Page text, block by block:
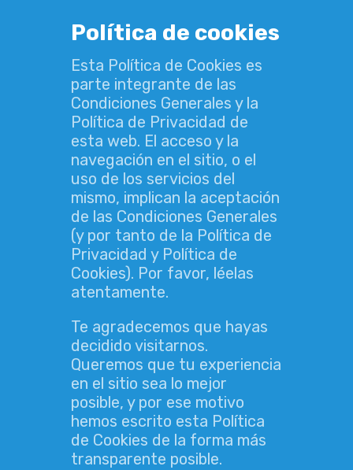
Política de cookies
Esta Política de Cookies es
parte integrante de las
Condiciones Generales y la
Política de Privacidad de
esta web. El acceso y la
navegación en el sitio, o el
uso de los servicios del
mismo, implican la aceptación
de las Condiciones Generales
(y por tanto de la Política de
Privacidad y Política de
Cookies). Por favor, léelas
atentamente.
Te agradecemos que hayas
decidido visitarnos.
Queremos que tu experiencia
en el sitio sea lo mejor
posible, y por ese motivo
hemos escrito esta Política
de Cookies de la forma más
transparente posible.